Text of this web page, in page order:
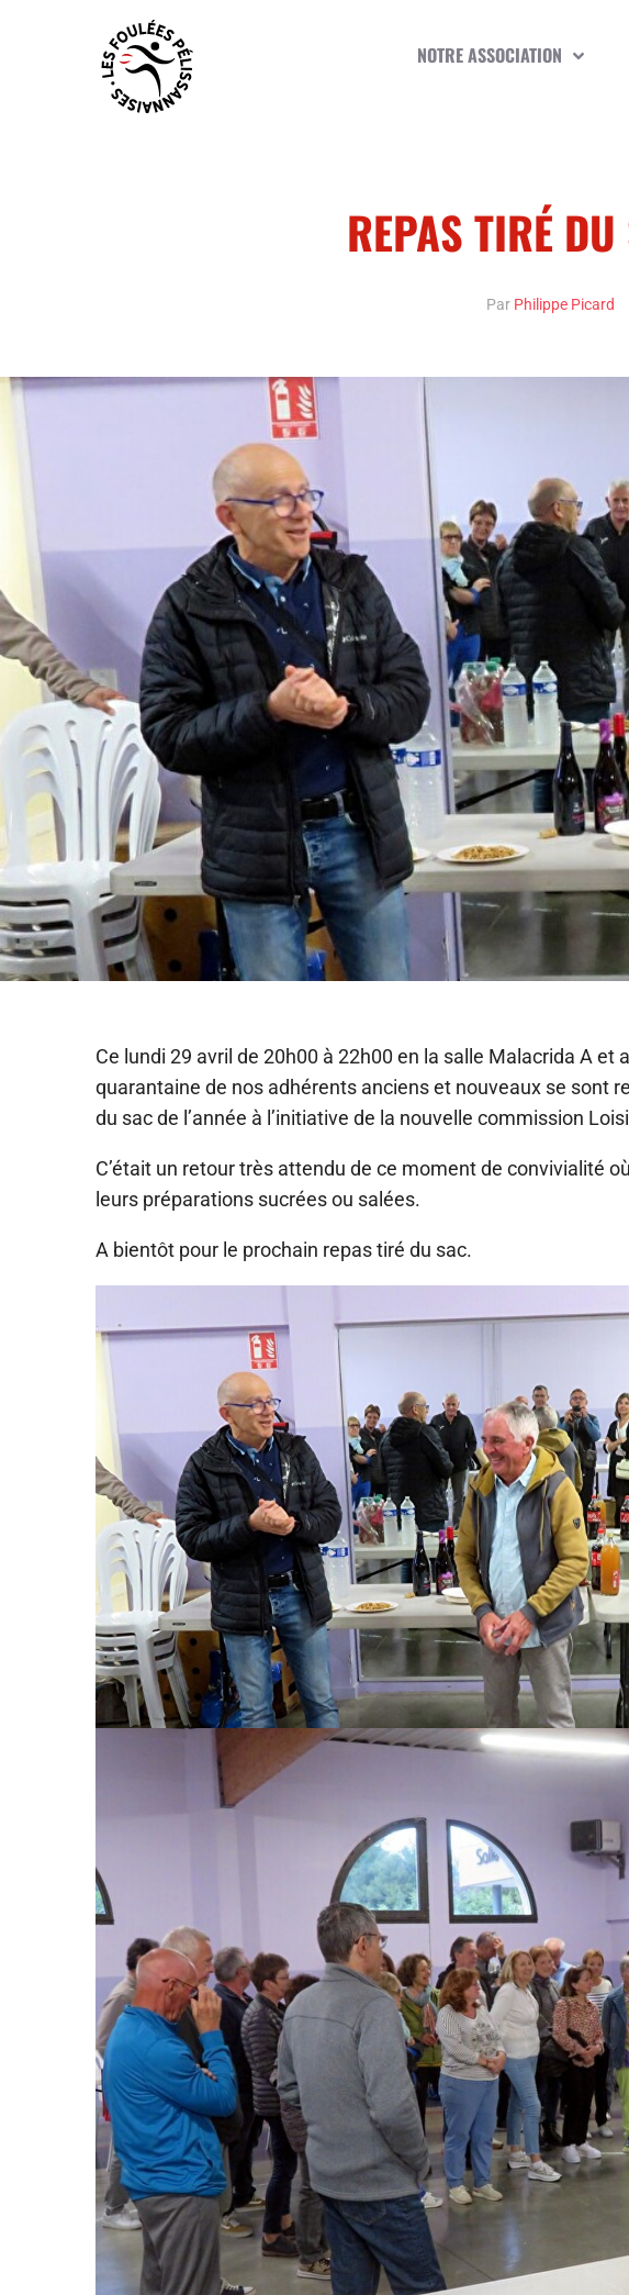
NOTRE ASSOCIATION
REPAS TIRÉ
Par Philippe Picard
Ce lundi 29 avril de 20h00 à 22h00 en la salle Malacrida A et
quarantaine de nos adhérents anciens et nouveaux se sont
du sac de l’année à l’initiative de la nouvelle commission
C’était un retour très attendu de ce moment de convivialité
leurs préparations sucrées ou salées.
A bientôt pour le prochain repas tiré du sac.